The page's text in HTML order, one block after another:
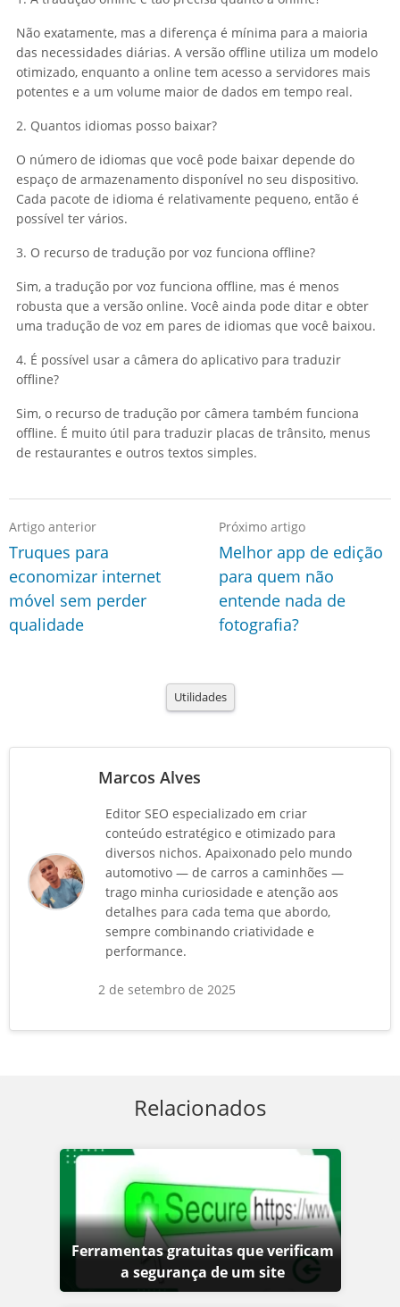
Não exatamente, mas a diferença é mínima para a maioria
das necessidades diárias. A versão offline utiliza um modelo
otimizado, enquanto a online tem acesso a servidores mais
potentes e a um volume maior de dados em tempo real.
2. Quantos idiomas posso baixar?
O número de idiomas que você pode baixar depende do
espaço de armazenamento disponível no seu dispositivo.
Cada pacote de idioma é relativamente pequeno, então é
possível ter vários.
3. O recurso de tradução por voz funciona offline?
Sim, a tradução por voz funciona offline, mas é menos
robusta que a versão online. Você ainda pode ditar e obter
uma tradução de voz em pares de idiomas que você baixou.
4. É possível usar a câmera do aplicativo para traduzir
offline?
Sim, o recurso de tradução por câmera também funciona
offline. É muito útil para traduzir placas de trânsito, menus
de restaurantes e outros textos simples.
Artigo anterior
Truques para
economizar internet
móvel sem perder
qualidade
Próximo artigo
Melhor app de edição
para quem não
entende nada de
fotografia?
Utilidades
Marcos Alves
Editor SEO especializado em criar
conteúdo estratégico e otimizado para
diversos nichos. Apaixonado pelo mundo
automotivo — de carros a caminhões —
trago minha curiosidade e atenção aos
detalhes para cada tema que abordo,
sempre combinando criatividade e
performance.
2 de setembro de 2025
Relacionados
Ferramentas gratuitas que verificam
a segurança de um site